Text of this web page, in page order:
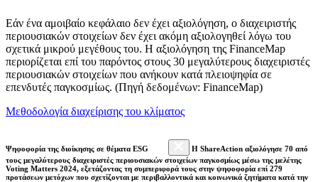
Εάν ένα αμοιβαίο κεφάλαιο δεν έχει αξιολόγηση, ο διαχειριστής
περιουσιακών στοιχείων δεν έχει ακόμη αξιολογηθεί λόγω του
σχετικά μικρού μεγέθους του. Η αξιολόγηση της FinanceMap
περιορίζεται επί του παρόντος στους 30 μεγαλύτερους διαχειριστές
περιουσιακών στοιχείων που ανήκουν κατά πλειοψηφία σε
επενδυτές παγκοσμίως. (Πηγή δεδομένων: FinanceMap)
Μεθοδολογία διαχείρισης του κλίματος
Ψηφοφορία της διοίκησης σε θέματα ESG
Η ShareAction αξιολόγησε 70 από
τους μεγαλύτερους διαχειριστές περιουσιακών στοιχείων παγκοσμίως μέσω της μελέτης
Voting Matters 2024, εξετάζοντας τη συμπεριφορά τους στην ψηφοφορία επί 279
προτάσεων μετόχων που σχετίζονται με περιβαλλοντικά και κοινωνικά ζητήματα κατά την